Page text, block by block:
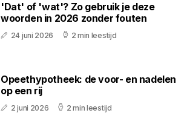
'Dat' of 'wat'? Zo gebruik je deze
woorden in 2026 zonder fouten
24 juni 2026 2 min leestijd
Opeethypotheek: de voor- en nadelen
op een rij
2 juni 2026 2 min leestijd